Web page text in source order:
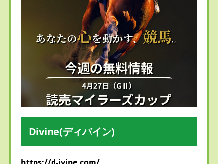
Divine(ディバイン)